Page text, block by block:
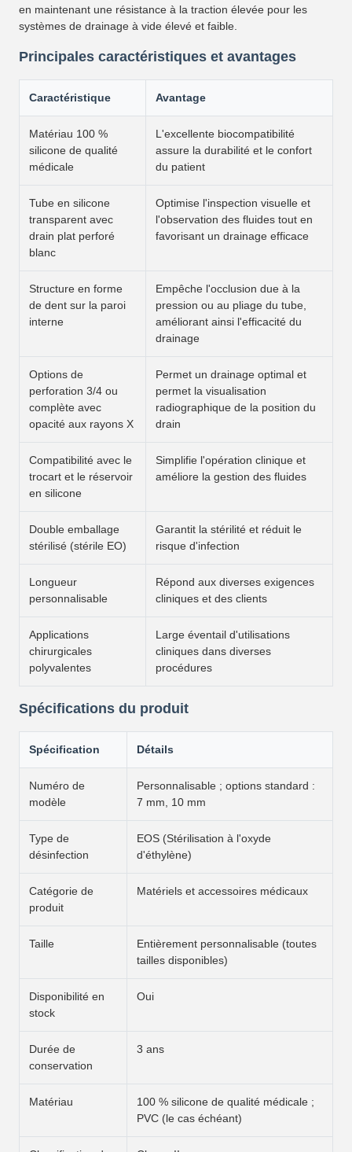
en maintenant une résistance à la traction élevée pour les
systèmes de drainage à vide élevé et faible.
Principales caractéristiques et avantages
Caractéristique Avantage
Matériau 100 %
silicone de qualité
médicale
L'excellente biocompatibilité
assure la durabilité et le confort
du patient
Tube en silicone
transparent avec
drain plat perforé
blanc
Optimise l'inspection visuelle et
l'observation des fluides tout en
favorisant un drainage efficace
Structure en forme
de dent sur la paroi
interne
Empêche l'occlusion due à la
pression ou au pliage du tube,
améliorant ainsi l'efficacité du
drainage
Options de
perforation 3/4 ou
complète avec
opacité aux rayons X
Permet un drainage optimal et
permet la visualisation
radiographique de la position du
drain
Compatibilité avec le
trocart et le réservoir
en silicone
Simplifie l'opération clinique et
améliore la gestion des fluides
Double emballage
stérilisé (stérile EO)
Garantit la stérilité et réduit le
risque d'infection
Longueur
personnalisable
Répond aux diverses exigences
cliniques et des clients
Applications
chirurgicales
polyvalentes
Large éventail d'utilisations
cliniques dans diverses
procédures
Spécifications du produit
Spécification Détails
Numéro de
modèle
Personnalisable ; options standard :
7 mm, 10 mm
Type de
désinfection
EOS (Stérilisation à l'oxyde
d'éthylène)
Catégorie de
produit
Matériels et accessoires médicaux
Taille
Entièrement personnalisable (toutes
tailles disponibles)
Disponibilité en
stock
Oui
Durée de
conservation
3 ans
Matériau
100 % silicone de qualité médicale ;
PVC (le cas échéant)